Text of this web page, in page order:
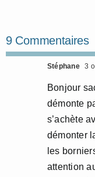
9 Commentaires
Stéphane 3
Bonjour
démonte
s’achète
démonter
les
attention